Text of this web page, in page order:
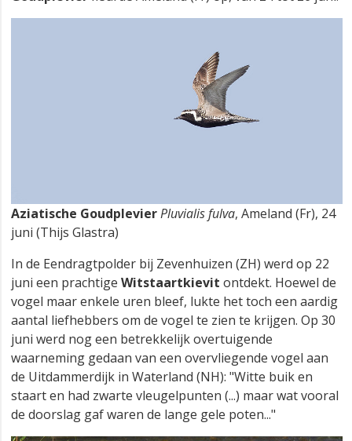
Aziatische GoudplevierPluvialis fulva, Ameland (Fr), 24
juni (Thijs Glastra)
In de Eendragtpolder bij Zevenhuizen (ZH) werd op 22
juni een prachtige Witstaartkievit ontdekt. Hoewel de
vogel maar enkele uren bleef, lukte het toch een aardig
aantal liefhebbers om de vogel te zien te krijgen. Op 30
juni werd nog een betrekkelijk overtuigende
waarneming gedaan van een overvliegende vogel aan
de Uitdammerdijk in Waterland (NH): "Witte buik en
staart en had zwarte vleugelpunten (...) maar wat vooral
de doorslag gaf waren de lange gele poten..."